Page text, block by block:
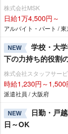
株式会社MSK
日給1万4,500円～
アルバイト・パート /
NEW
学校・大
下の力持ち的役割
株式会社スタッフサー
時給1,230円～1,500
派遣社員 / 大阪府
NEW
日勤・戸
日～OK